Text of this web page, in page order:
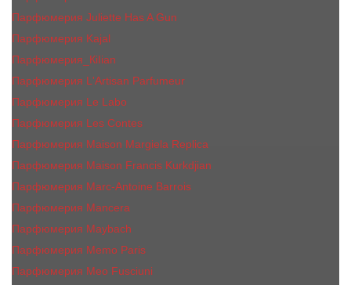
Парфюмерия Juliette Has A Gun
Парфюмерия Kajal
Парфюмерия_КiIiаn
Парфюмерия L'Artisan Parfumeur
Парфюмерия Le Labo
Парфюмерия Les Contes
Парфюмерия Maison Margiela Replica
Парфюмерия Maison Francis Kurkdjian
Парфюмерия Marc-Antoine Barrois
Парфюмерия Mancera
Парфюмерия Maybach
Парфюмерия Memo Paris
Парфюмерия Meo Fusciuni